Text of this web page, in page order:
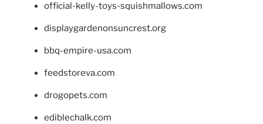
official-kelly-toys-squishmallows.com
displaygardenonsuncrest.org
bbq-empire-usa.com
feedstoreva.com
drogopets.com
ediblechalk.com